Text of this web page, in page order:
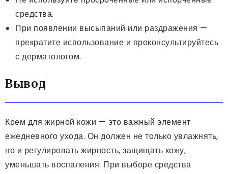
средства.
При появлении высыпаний или раздражения —
прекратите использование и проконсультируйтесь
с дерматологом.
Вывод
Крем для жирной кожи — это важный элемент
ежедневного ухода. Он должен не только увлажнять,
но и регулировать жирность, защищать кожу,
уменьшать воспаления. При выборе средства